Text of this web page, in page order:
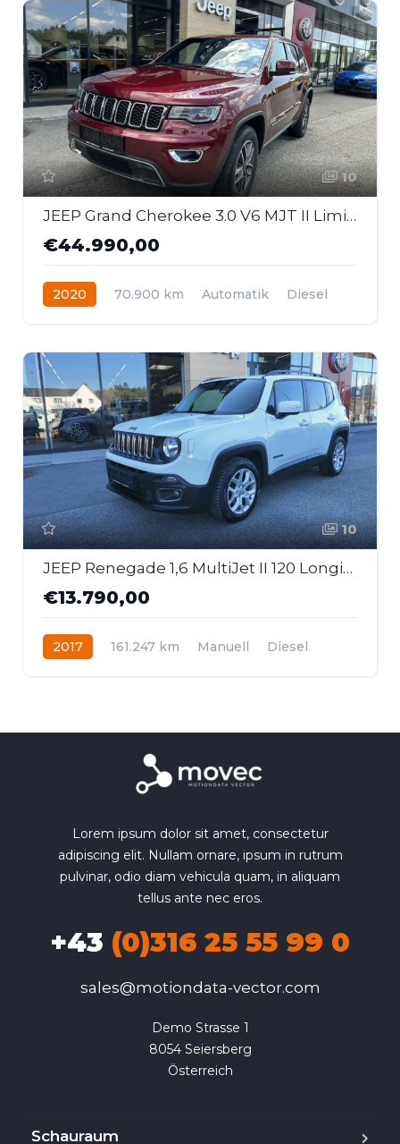
10
JEEP Grand Cherokee 3.0 V6 MJT II Limited
€44.990,00
2020 70.900 km Automatik
Diesel
10
JEEP Renegade 1,6 MultiJet II 120 Longitude
€13.790,00
2017 161.247 km Manuell
Diesel
Lorem ipsum dolor sit amet, consectetur
adipiscing elit. Nullam ornare, ipsum in rutrum
pulvinar, odio diam vehicula quam, in aliquam
tellus ante nec eros.
+43 (0)316 25 55 99 0
sales@motiondata-vector.com
Demo Strasse 1
8054 Seiersberg
Österreich
Schauraum